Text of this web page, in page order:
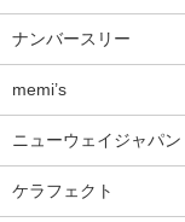
ナンバースリー
memi’s
ニューウェイジャパン
ケラフェクト